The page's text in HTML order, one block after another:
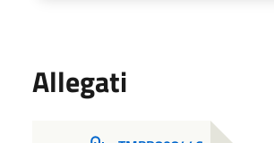
Allegati